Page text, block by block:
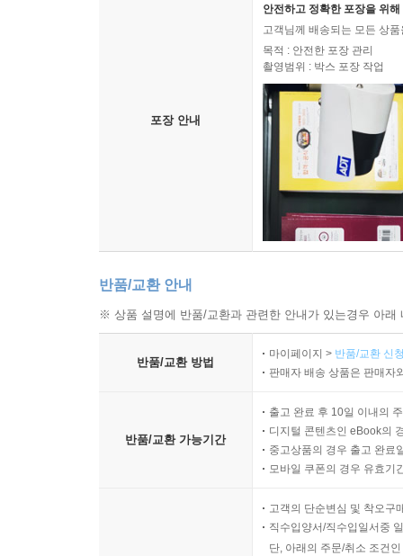
포장 안내
안전하고 정확한 포장을 위
고객님께 배송되는 모든 상
목적 : 안전한 포장 관리
촬영범위 : 박스 포장 작업
반품/교환 안내
※ 상품 설명에 반품/교환과 관련한 안내가 있는경우 아
반품/교환 방법
마이페이지 > 반품/교환 신
판매자 배송 상품은 판매자
반품/교환 가능기간
출고 완료 후 10일 이내의
디지털 콘텐츠인 eBook의
중고상품의 경우 출고 완료
모바일 쿠폰의 경우 유효기
고객의 단순변심 및 착오구
직수입양서/직수입일서중
단, 아래의 주문/취소 조건